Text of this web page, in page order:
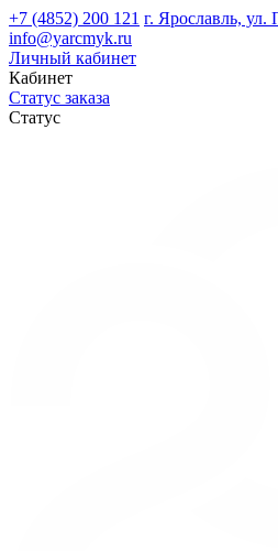
+7 (4852) 200 121 г. Ярославль, ул.
info@yarcmyk.ru
Личный кабинет
Кабинет
Статус заказа
Статус